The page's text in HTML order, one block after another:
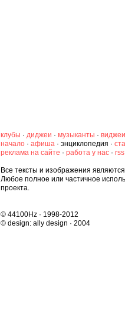
клубы · диджеи · музыканты · виджеи
начало · афиша · энциклопедия ·
реклама на сайте · работа у нас ·
Все тексты и изображения
Любое полное или частичное
проекта.
© 44100Hz · 1998-2012
© design: ally design · 2004